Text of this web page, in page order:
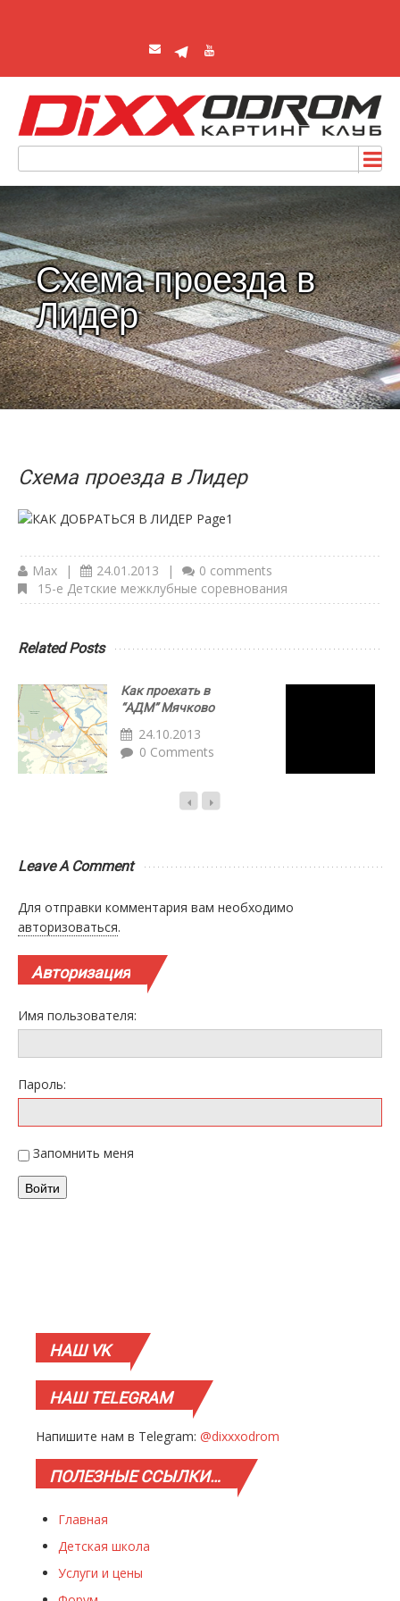
Схема проезда в
Лидер
Схема проезда в Лидер
Max | 24.01.2013 |
0 comments
15-е Детские межклубные соревнования
Related Posts
Как проехать в
“АДМ” Мячково
24.10.2013
0 Comments
Leave A Comment
Для отправки комментария вам необходимо
авторизоваться.
Авторизация
Имя пользователя:
Пароль:
Запомнить меня
Войти
НАШVK
НАШTELEGRAM
Напишите нам в Telegram: @dixxxodrom
ПОЛЕЗНЫЕССЫЛКИ…
Главная
Детская школа
Услуги и цены